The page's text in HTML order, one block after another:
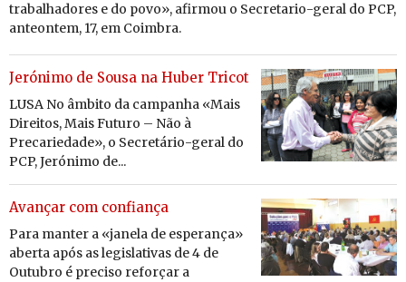
tra­ba­lha­dores e do povo», afirmou o Se­cre­tario-geral do PCP,
an­te­ontem, 17, em Coimbra.
Jerónimo de Sousa na Huber Tricot
LUSA No âmbito da campanha «Mais
Direitos, Mais Futuro – Não à
Precariedade», o Secretário-geral do
PCP, Jerónimo de...
Avançar com confiança
Para manter a «ja­nela de es­pe­rança»
aberta após as le­gis­la­tivas de 4 de
Ou­tubro é pre­ciso re­forçar a